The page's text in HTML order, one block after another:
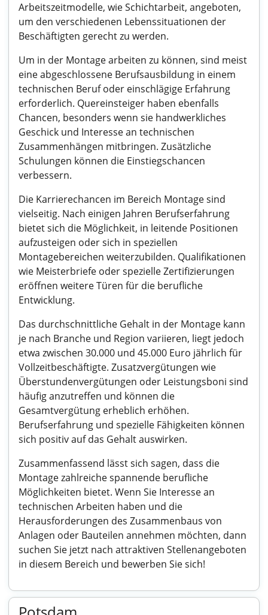
Arbeitszeitmodelle, wie Schichtarbeit, angeboten,
um den verschiedenen Lebenssituationen der
Beschäftigten gerecht zu werden.
Um in der Montage arbeiten zu können, sind meist
eine abgeschlossene Berufsausbildung in einem
technischen Beruf oder einschlägige Erfahrung
erforderlich. Quereinsteiger haben ebenfalls
Chancen, besonders wenn sie handwerkliches
Geschick und Interesse an technischen
Zusammenhängen mitbringen. Zusätzliche
Schulungen können die Einstiegschancen
verbessern.
Die Karrierechancen im Bereich Montage sind
vielseitig. Nach einigen Jahren Berufserfahrung
bietet sich die Möglichkeit, in leitende Positionen
aufzusteigen oder sich in speziellen
Montagebereichen weiterzubilden. Qualifikationen
wie Meisterbriefe oder spezielle Zertifizierungen
eröffnen weitere Türen für die berufliche
Entwicklung.
Das durchschnittliche Gehalt in der Montage kann
je nach Branche und Region variieren, liegt jedoch
etwa zwischen 30.000 und 45.000 Euro jährlich für
Vollzeitbeschäftigte. Zusatzvergütungen wie
Überstundenvergütungen oder Leistungsboni sind
häufig anzutreffen und können die
Gesamtvergütung erheblich erhöhen.
Berufserfahrung und spezielle Fähigkeiten können
sich positiv auf das Gehalt auswirken.
Zusammenfassend lässt sich sagen, dass die
Montage zahlreiche spannende berufliche
Möglichkeiten bietet. Wenn Sie Interesse an
technischen Arbeiten haben und die
Herausforderungen des Zusammenbaus von
Anlagen oder Bauteilen annehmen möchten, dann
suchen Sie jetzt nach attraktiven Stellenangeboten
in diesem Bereich und bewerben Sie sich!